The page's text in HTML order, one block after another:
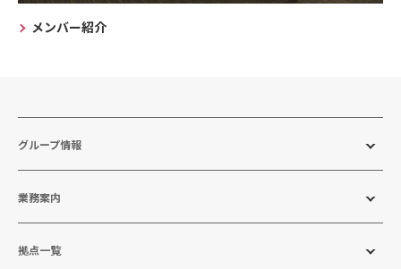
メンバー紹介
グループ情報
業務案内
拠点一覧